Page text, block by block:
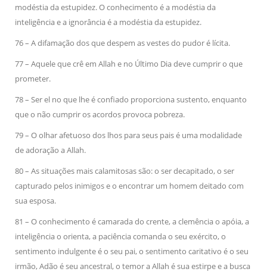
modéstia da estupidez. O conhecimento é a modéstia da
inteligência e a ignorância é a modéstia da estupidez.
76 – A difamação dos que despem as vestes do pudor é lícita.
77 – Aquele que crê em Allah e no Último Dia deve cumprir o que
prometer.
78 – Ser el no que lhe é confiado proporciona sustento, enquanto
que o não cumprir os acordos provoca pobreza.
79 – O olhar afetuoso dos lhos para seus pais é uma modalidade
de adoração a Allah.
80 – As situações mais calamitosas são: o ser decapitado, o ser
capturado pelos inimigos e o encontrar um homem deitado com
sua esposa.
81 – O conhecimento é camarada do crente, a clemência o apóia, a
inteligência o orienta, a paciência comanda o seu exército, o
sentimento indulgente é o seu pai, o sentimento caritativo é o seu
irmão, Adão é seu ancestral, o temor a Allah é sua estirpe e a busca